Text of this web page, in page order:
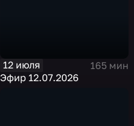
12 июля
165 мин
Эфир 12.07.2026